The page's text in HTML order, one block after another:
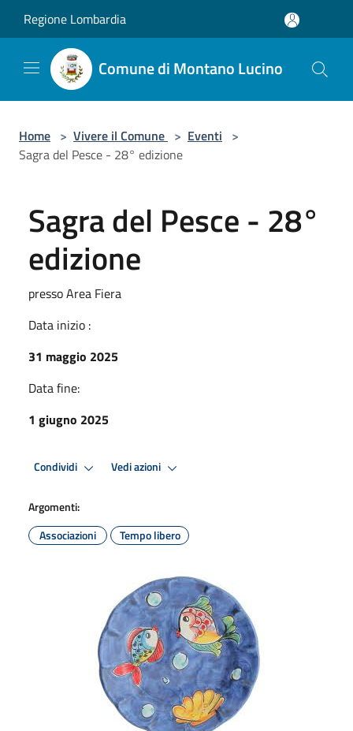
Regione Lombardia
Comune di Montano Lucino
Home > Vivere il Comune > Eventi >
Sagra del Pesce - 28° edizione
Sagra del Pesce - 28°
edizione
presso Area Fiera
Data inizio :
31 maggio 2025
Data fine:
1 giugno 2025
Condividi Vedi azioni
Argomenti:
Associazioni
Tempo libero